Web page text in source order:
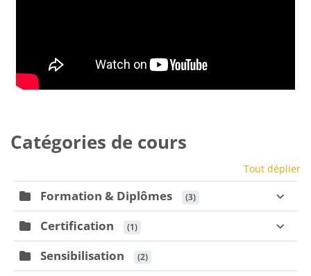
Catégories de cours
Tout déplier
Formation & Diplômes (3)
Certification (1)
Sensibilisation (2)